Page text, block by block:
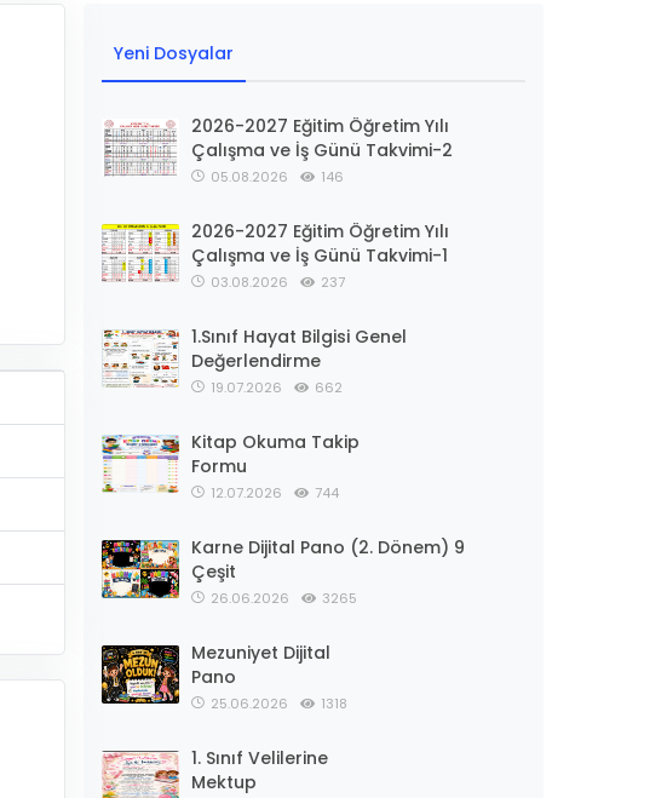
Yeni Dosyalar
2026-2027 Eğitim Öğretim Yılı
Çalışma ve İş Günü Takvimi-2
05.08.2026 146
2026-2027 Eğitim Öğretim Yılı
Çalışma ve İş Günü Takvimi-1
03.08.2026 237
1.Sınıf Hayat Bilgisi Genel
Değerlendirme
19.07.2026 662
Kitap Okuma Takip
Formu
12.07.2026 744
Karne Dijital Pano (2. Dönem) 9
Çeşit
26.06.2026 3265
Mezuniyet Dijital
Pano
25.06.2026 1318
1. Sınıf Velilerine
Mektup